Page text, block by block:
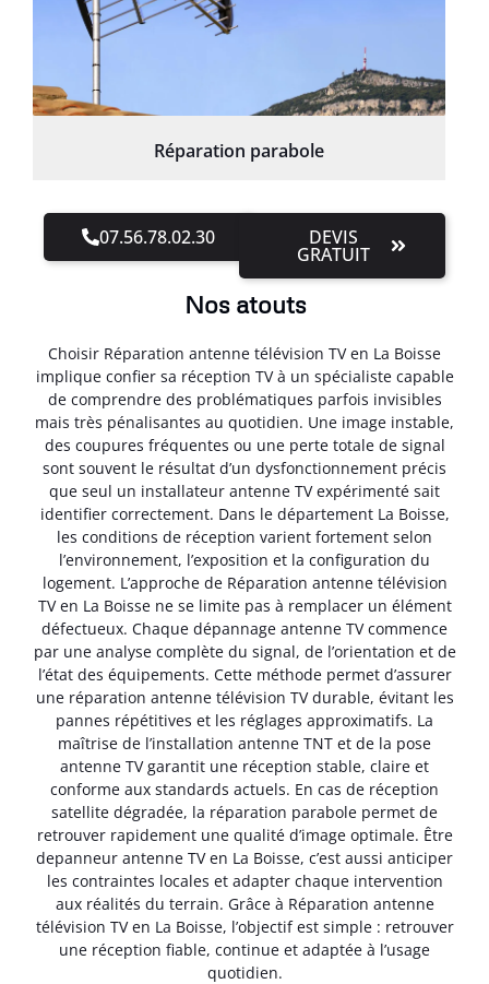
Réparation parabole
07.56.78.02.30 DEVIS
GRATUIT
Nos atouts
Choisir Réparation antenne télévision TV en La Boisse
implique confier sa réception TV à un spécialiste capable
de comprendre des problématiques parfois invisibles
mais très pénalisantes au quotidien. Une image instable,
des coupures fréquentes ou une perte totale de signal
sont souvent le résultat d’un dysfonctionnement précis
que seul un installateur antenne TV expérimenté sait
identifier correctement. Dans le département La Boisse,
les conditions de réception varient fortement selon
l’environnement, l’exposition et la configuration du
logement. L’approche de Réparation antenne télévision
TV en La Boisse ne se limite pas à remplacer un élément
défectueux. Chaque dépannage antenne TV commence
par une analyse complète du signal, de l’orientation et de
l’état des équipements. Cette méthode permet d’assurer
une réparation antenne télévision TV durable, évitant les
pannes répétitives et les réglages approximatifs. La
maîtrise de l’installation antenne TNT et de la pose
antenne TV garantit une réception stable, claire et
conforme aux standards actuels. En cas de réception
satellite dégradée, la réparation parabole permet de
retrouver rapidement une qualité d’image optimale. Être
depanneur antenne TV en La Boisse, c’est aussi anticiper
les contraintes locales et adapter chaque intervention
aux réalités du terrain. Grâce à Réparation antenne
télévision TV en La Boisse, l’objectif est simple : retrouver
une réception fiable, continue et adaptée à l’usage
quotidien.